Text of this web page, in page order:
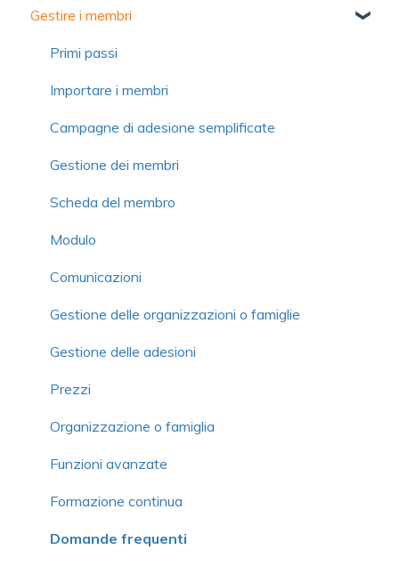
Informazioni su Yapla
Fatturazione
Licenze e utenti
Domande frequenti
Moduli
Immagini e media
Domande frequenti
Autenticazione
Pagamento
Contributo volontario e commissione
Domande frequenti
Gestire i membri
Primi passi
Importare i membri
Campagne di adesione semplificate
Gestione dei membri
Scheda del membro
Modulo
Comunicazioni
Gestione delle organizzazioni o famiglie
Gestione delle adesioni
Prezzi
Organizzazione o famiglia
Funzioni avanzate
Formazione continua
Domande frequenti